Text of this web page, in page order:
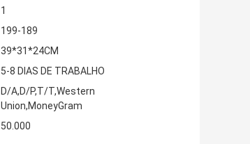
1
199-189
39*31*24CM
5-8 DIAS DE TRABALHO
D/A,D/P,T/T,Western
Union,MoneyGram
50.000